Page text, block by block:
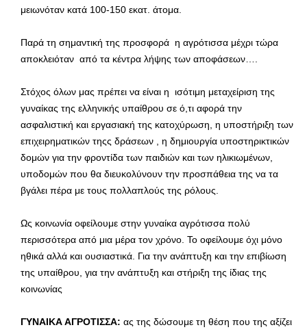
μειωνόταν κατά 100-150 εκατ. άτομα.
Παρά τη σημαντική της προσφορά η αγρότισσα μέχρι τώρα
αποκλειόταν από τα κέντρα λήψης των αποφάσεων….
Στόχος όλων μας πρέπει να είναι η ισότιμη μεταχείριση της
γυναίκας της ελληνικής υπαίθρου σε ό,τι αφορά την
ασφαλιστική και εργασιακή της κατοχύρωση, η υποστήριξη των
επιχειρηματικών τηςς δράσεων , η δημιουργία υποστηρικτικών
δομών για την φροντίδα των παιδιών και των ηλικιωμένων,
υποδομών που θα διευκολύνουν την προσπάθεια της να τα
βγάλει πέρα με τους πολλαπλούς της ρόλους.
Ως κοινωνία οφείλουμε στην γυναίκα αγρότισσα πολύ
περισσότερα από μια μέρα τον χρόνο. Το οφείλουμε όχι μόνο
ηθικά αλλά και ουσιαστικά. Για την ανάπτυξη και την επιβίωση
της υπαίθρου, για την ανάπτυξη και στήριξη της ίδιας της
κοινωνίας
ΓΥΝΑΙΚΑ ΑΓΡΟΤΙΣΣΑ: ας της δώσουμε τη θέση που της αξίζει